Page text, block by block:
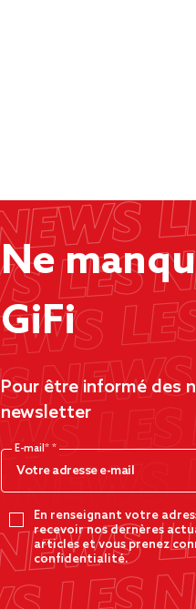
Ne
GiFi
Pour être informé des
newsletter
E-mail*
En renseignant votre
recevoir nos dernères
articles et vous prenez
confidentialité.